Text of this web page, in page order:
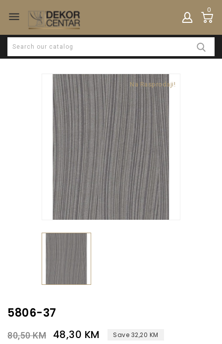

0
Na Rasprodaji!
5806-37
80,50 KM 48,30 KM Save 32,20 KM